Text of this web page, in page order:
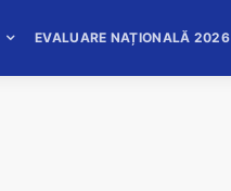
EVALUARE NAȚIONALĂ 2026